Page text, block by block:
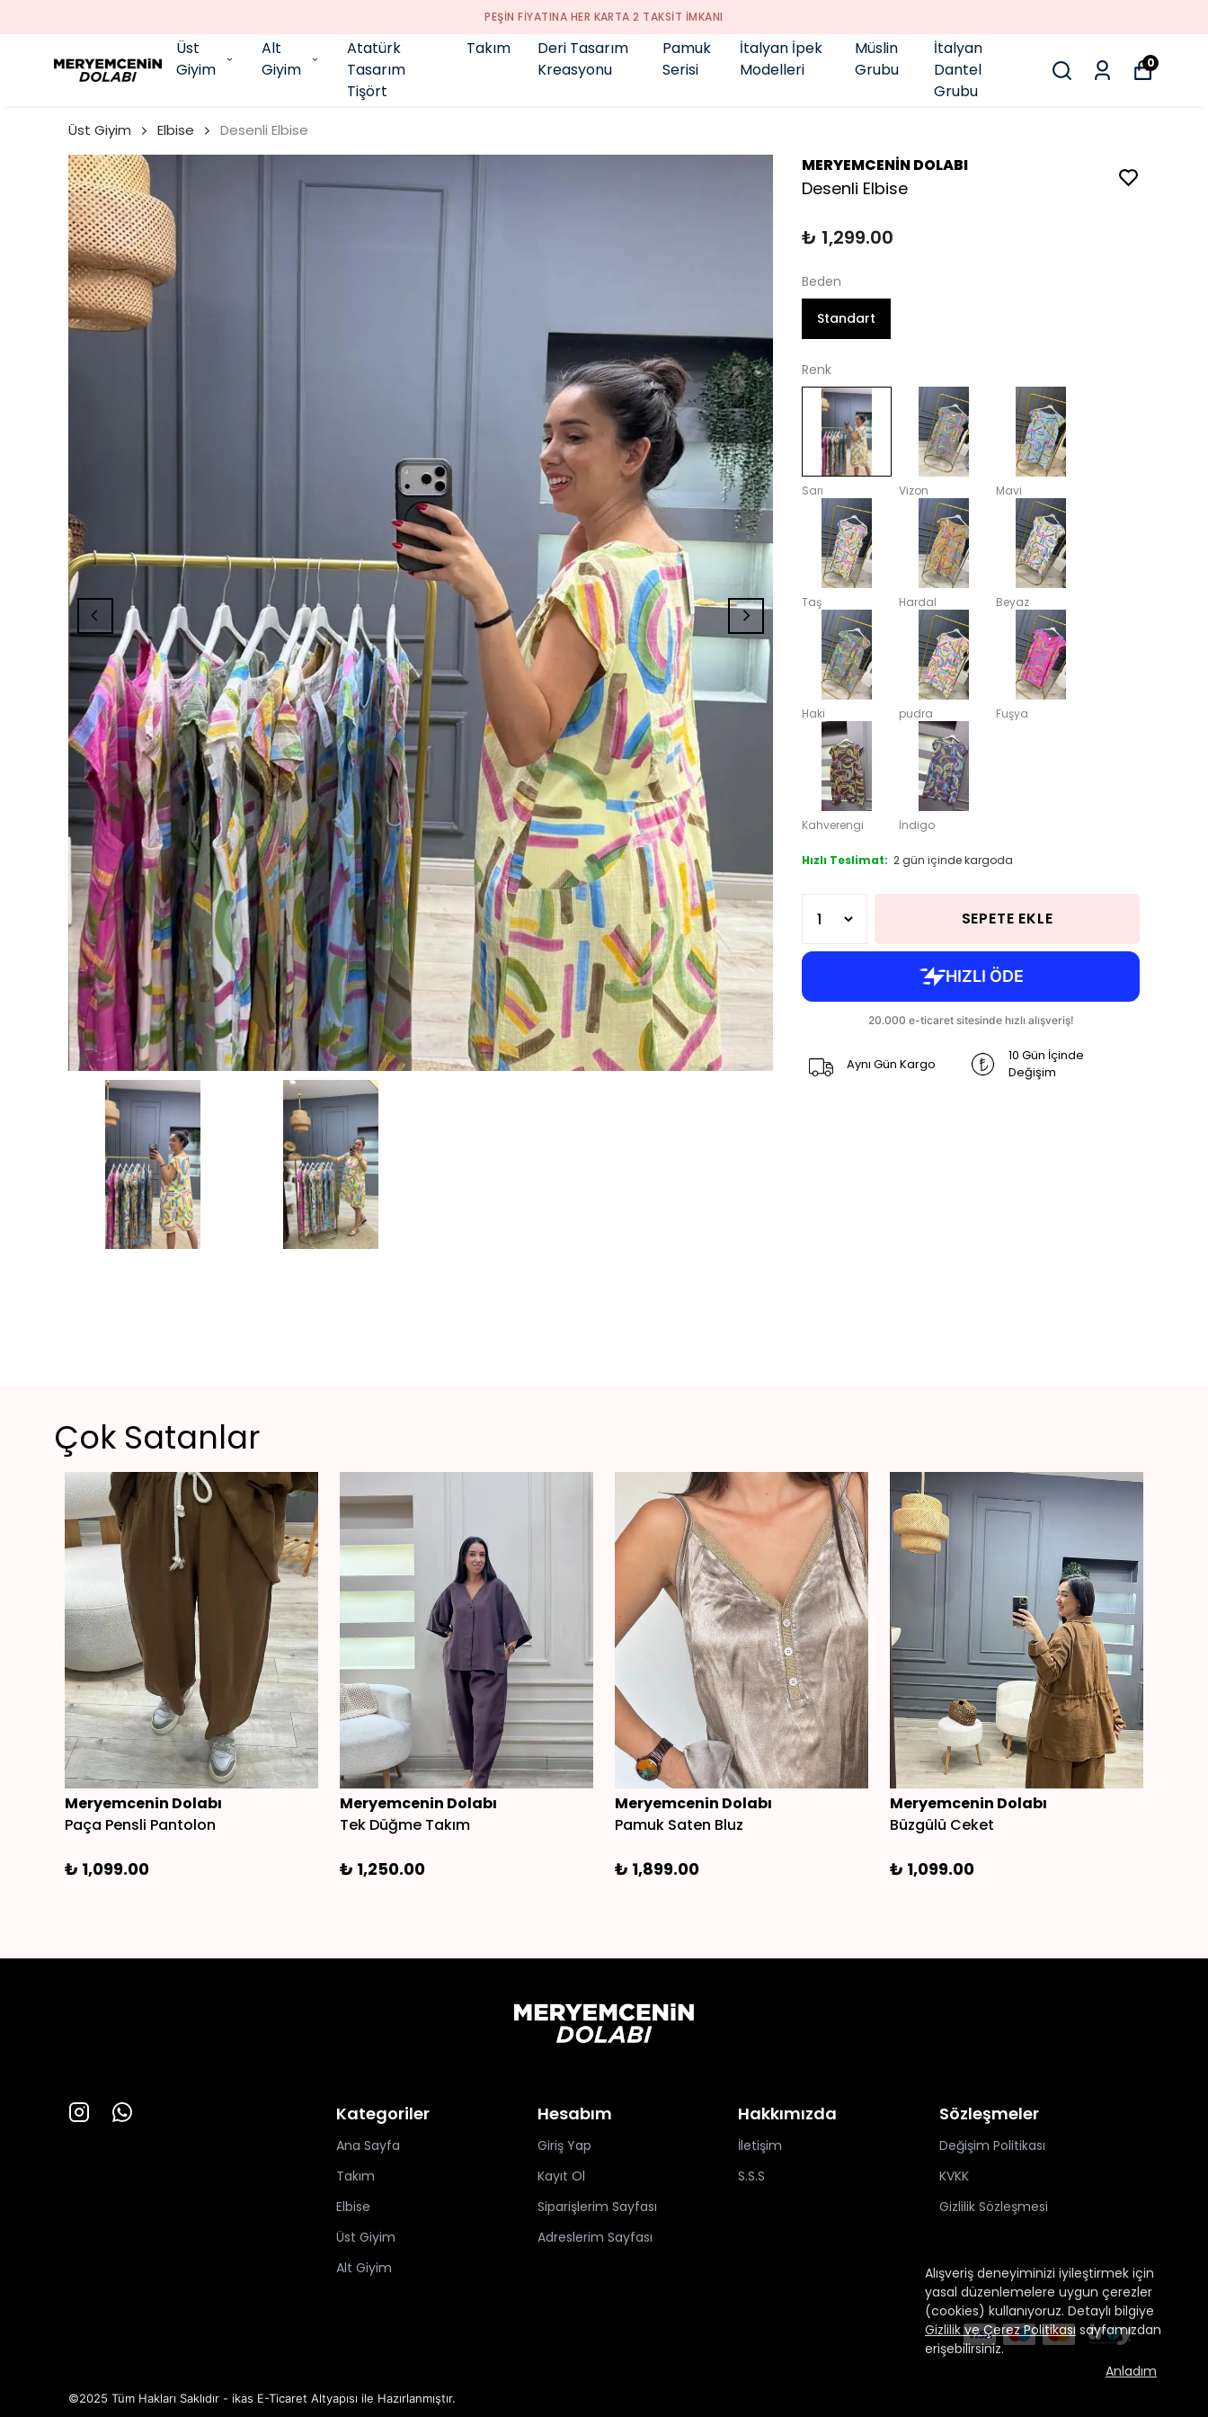
PEŞİN FİYATINA HER KARTA 2 TAKSİT İMKANI
Üst
Giyim
Alt
Giyim
Atatürk
Tasarım
Tişört
Takım
Deri Tasarım
Kreasyonu
Pamuk
Serisi
İtalyan İpek
Modelleri
Müslin
Grubu
İtalyan
Dantel
Grubu
0
Alışveriş deneyiminizi iyileştirmek için
yasal düzenlemelere uygun çerezler
(cookies) kullanıyoruz. Detaylı bilgiye
Gizlilik ve Çerez Politikası sayfamızdan
erişebilirsiniz.
Anladım
Üst Giyim Elbise Desenli Elbise
MERYEMCENİN DOLABI
Desenli Elbise
₺ 1,299.00
Beden
Standart
Renk
Sarı Vizon Mavi
Taş Hardal Beyaz
Haki pudra Fuşya
Kahverengi İndigo
Hızlı Teslimat: 2 gün içinde kargoda
SEPETE EKLE
Aynı Gün Kargo
10 Gün İçinde
Değişim
Çok Satanlar
Meryemcenin Dolabı
Paça Pensli Pantolon
₺ 1,099.00
Meryemcenin Dolabı
Tek Düğme Takım
₺ 1,250.00
Meryemcenin Dolabı
Pamuk Saten Bluz
₺ 1,899.00
Meryemcenin Dolabı
Büzgülü Ceket
₺ 1,099.00
Kategoriler
Ana Sayfa
Takım
Elbise
Üst Giyim
Alt Giyim
Hesabım
Giriş Yap
Kayıt Ol
Siparişlerim Sayfası
Adreslerim Sayfası
Hakkımızda
İletişim
S.S.S
Sözleşmeler
Değişim Politikası
KVKK
Gizlilik Sözleşmesi
©2025 Tüm Hakları Saklıdır - ikas E-Ticaret Altyapısı ile Hazırlanmıştır.